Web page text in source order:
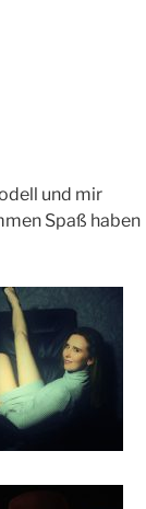
und mir
Spaß haben